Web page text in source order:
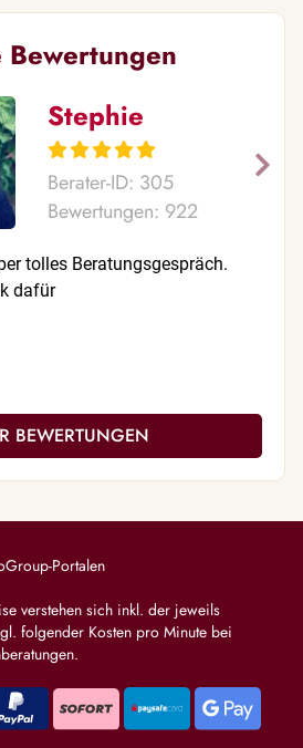
Bewertungen
Stephie
Berater-ID: 305
Bewertungen: 922
tolles Beratungsgespräch.
dafür
BEWERTUNGEN
Portalen
verstehen sich inkl. der jeweils
folgender Kosten pro Minute bei